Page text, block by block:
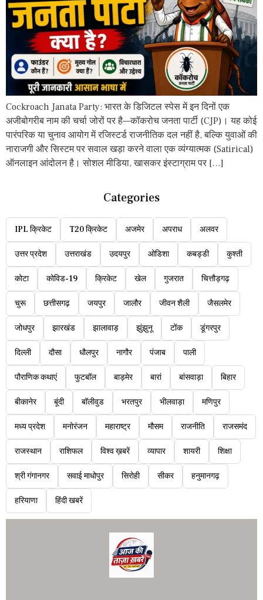
Cockroach Janata Party: भारत के डिजिटल स्पेस में इन दिनों एक
अजीबोगरीब नाम की चर्चा जोरों पर है—कॉकरोच जनता पार्टी (CJP)। यह कोई
पारंपरिक या चुनाव आयोग में रजिस्टर्ड राजनीतिक दल नहीं है, बल्कि युवाओं की
नाराजगी और सिस्टम पर सवाल खड़ा करने वाला एक व्यंग्यात्मक (Satirical)
ऑनलाइन आंदोलन है। सोशल मीडिया, खासकर इंस्टाग्राम पर […]
Categories
IPL क्रिकेट T20 क्रिकेट अजमेर अपराध अलवर
उत्तर प्रदेश उत्तराखंड उदयपुर ओडिशा कबड्डी कुश्ती
कोटा कोविड-19 क्रिकेट खेल गुजरात चित्तौड़गढ़
चुरू छत्तीसगढ़ जयपुर जालौर जीवन शैली जैसलमेर
जोधपुर झारखंड झालावाड़ झुंझुनू टोंक डूंगरपुर
दिल्ली दौसा धौलपुर नागौर पंजाब पाली
पौराणिक कथाएं फुटबॉल बाड़मेर बारां बांसवाड़ा बिहार
बीकानेर बूंदी बॉलीवुड भरतपुर भीलवाड़ा मणिपुर
मध्य प्रदेश मनोरंजन महाराष्ट्र मौसम राजनीति राजसमंद
राजस्थान राशिफल विश्व ख़बरें व्यापार शायरी शिक्षा
श्री गंगानगर सवाई माधोपुर सिरोही सीकर हनुमानगढ़
हरियाणा हिंदी खबरें